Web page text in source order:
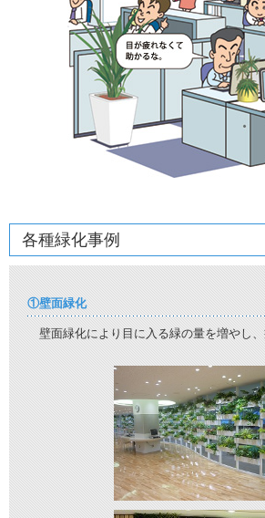
各種緑化事例
①壁面緑化
壁面緑化により目に入る緑の量を増やし